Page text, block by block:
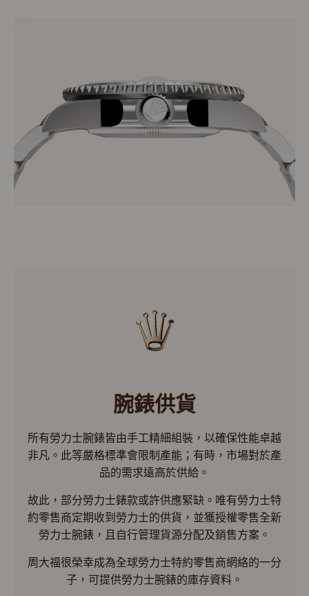
腕錶供貨
所有勞力士腕錶皆由手工精細組裝，以確保性能卓越
非凡。此等嚴格標準會限制產能；有時，市場對於產
品的需求遠高於供給。
故此，部分勞力士錶款或許供應緊缺。唯有勞力士特
約零售商定期收到勞力士的供貨，並獲授權零售全新
勞力士腕錶，且自行管理貨源分配及銷售方案。
周大福很榮幸成為全球勞力士特約零售商網絡的一分
子，可提供勞力士腕錶的庫存資料。